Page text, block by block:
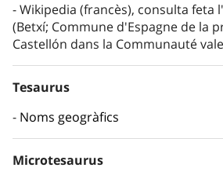
Wikipedia (francès), consulta feta
(Betxí; Commune d'Espagne de la
Castellón dans la Communauté
Tesaurus
Noms geogràfics
Microtesaurus